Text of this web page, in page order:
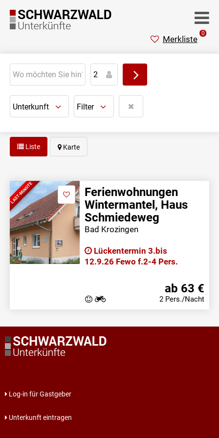
0
Merkliste
Unterkunft Filter
Liste Karte
LAST-MINUTE
Ferienwohnungen
Wintermantel, Haus
Schmiedeweg
Bad Krozingen
Lückentermin 3.bis
12.9.26 Fewo f.2-4 Pers.
ab 63 €
2 Pers./Nacht
Log-in für Gastgeber
Unterkunft eintragen